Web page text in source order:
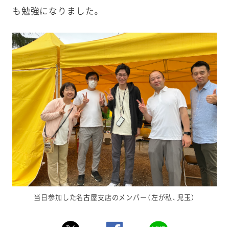
も勉強になりました。
当日参加した名古屋支店のメンバー（左が私、児玉）